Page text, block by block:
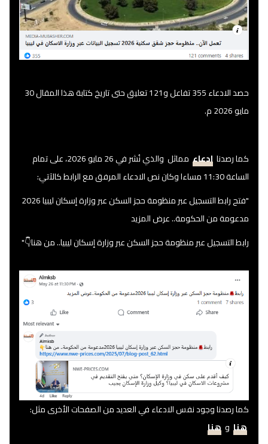
حصد الادعاء 355 تفاعل و121 تعليق حتى تاريخ كتابة هذا المقال 30
مايو 2026 م.
كما رصدنا ادعاء
مماثل والذي نُشر في 26 مايو 2026، على تمام
الساعة 11:30 مساءا وكان نص الادعاء المرفق مع الرابط كالآتي:
"فتح رابط التسجيل عبر منظومة حجز السكن عبر وزارة إسكان ليبيا 2026
مدعومة من الحكومة.. عرض المزيد
رابط التسجيل عبر منظومة حجز السكن عبر وزارة إسكان ليبيا.. من هنا👇"
كما رصدنا وجود نفس الادعاء في العديد من الصفحات الأخرى مثل:
هنا و هنا